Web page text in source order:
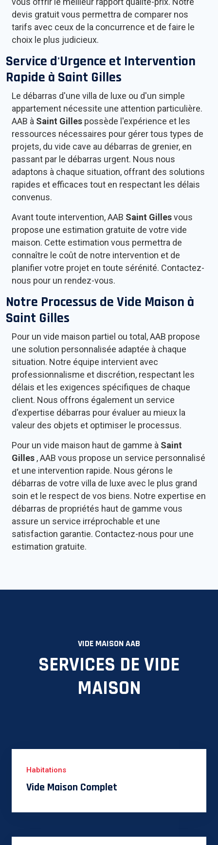
devis gratuit vous permettra de comparer nos
tarifs avec ceux de la concurrence et de faire le
choix le plus judicieux.
Service d'Urgence et Intervention
Rapide à Saint Gilles
Le débarras d'une villa de luxe ou d'un simple
appartement nécessite une attention particulière.
AAB à Saint Gilles possède l'expérience et les
ressources nécessaires pour gérer tous types de
projets, du vide cave au débarras de grenier, en
passant par le débarras urgent. Nous nous
adaptons à chaque situation, offrant des solutions
rapides et efficaces tout en respectant les délais
convenus.
Avant toute intervention, AAB Saint Gillesvous
propose une estimation gratuite de votre vide
maison. Cette estimation vous permettra de
connaître le coût de notre intervention et de
planifier votre projet en toute sérénité. Contactez-
nous pour un rendez-vous.
Notre Processus de Vide Maison à
Saint Gilles
Pour un vide maison partiel ou total, AAB propose
une solution personnalisée adaptée à chaque
situation. Notre équipe intervient avec
professionnalisme et discrétion, respectant les
délais et les exigences spécifiques de chaque
client. Nous offrons également un service
d'expertise débarras pour évaluer au mieux la
valeur des objets et optimiser le processus.
Pour un vide maison haut de gamme à Saint
Gilles , AAB vous propose un service personnalisé
et une intervention rapide. Nous gérons le
débarras de votre villa de luxe avec le plus grand
soin et le respect de vos biens. Notre expertise en
débarras de propriétés haut de gamme vous
assure un service irréprochable et une
satisfaction garantie. Contactez-nous pour une
estimation gratuite.
VIDE MAISON AAB
SERVICES DE VIDE
MAISON
Habitations
Vide Maison Complet